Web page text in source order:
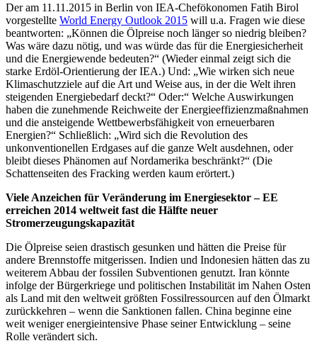
Der am 11.11.2015 in Berlin von IEA-Chefökonomen Fatih Birol
vorgestellte World Energy Outlook 2015 will u.a. Fragen wie diese
beantworten: „Können die Ölpreise noch länger so niedrig bleiben?
Was wäre dazu nötig, und was würde das für die Energiesicherheit
und die Energiewende bedeuten?“ (Wieder einmal zeigt sich die
starke Erdöl-Orientierung der IEA.) Und: „Wie wirken sich neue
Klimaschutzziele auf die Art und Weise aus, in der die Welt ihren
steigenden Energiebedarf deckt?“ Oder:“ Welche Auswirkungen
haben die zunehmende Reichweite der Energieeffizienzmaßnahmen
und die ansteigende Wettbewerbsfähigkeit von erneuerbaren
Energien?“ Schließlich: „Wird sich die Revolution des
unkonventionellen Erdgases auf die ganze Welt ausdehnen, oder
bleibt dieses Phänomen auf Nordamerika beschränkt?“ (Die
Schattenseiten des Fracking werden kaum erörtert.)
Viele Anzeichen für Veränderung im Energiesektor – EE
erreichen 2014 weltweit fast die Hälfte neuer
Stromerzeugungskapazität
Die Ölpreise seien drastisch gesunken und hätten die Preise für
andere Brennstoffe mitgerissen. Indien und Indonesien hätten das zu
weiterem Abbau der fossilen Subventionen genutzt. Iran könnte
infolge der Bürgerkriege und politischen Instabilität im Nahen Osten
als Land mit den weltweit größten Fossilressourcen auf den Ölmarkt
zurückkehren – wenn die Sanktionen fallen. China beginne eine
weit weniger energieintensive Phase seiner Entwicklung – seine
Rolle verändert sich.